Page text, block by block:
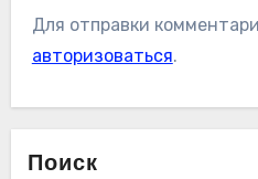
Для отправки
авторизоваться.
Поиск